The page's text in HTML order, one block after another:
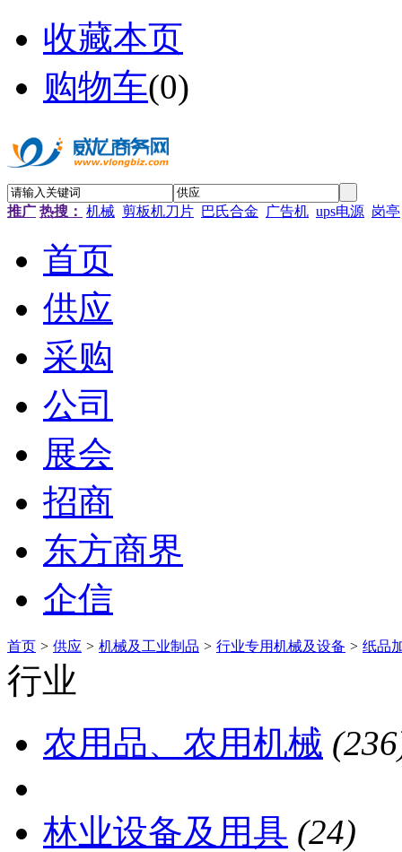
收藏本页
购物车(0)
推广 热搜： 机械 剪板机刀片 巴氏合金 广告机 ups电源 岗亭
首页
供应
采购
公司
展会
招商
东方商界
企信
首页 > 供应 > 机械及工业制品 > 行业专用机械及设备 > 纸品
行业
农用品、农用机械
林业设备及用具 (24)